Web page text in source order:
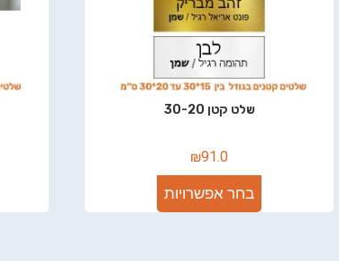
שלט קטן 30-20
₪91.0
בחר אפשרויות